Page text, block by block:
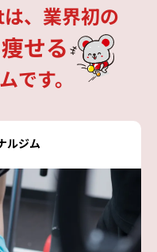
、業界初の
せる
です。
ルジム